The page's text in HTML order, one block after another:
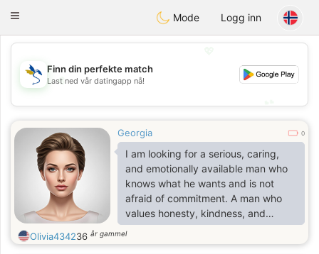
SvenskaDating
Toggle
Mode Logg inn
💖
💕
Finn din perfekte match
Last ned vår datingapp nå!
Georgia 0
I am looking for a serious, caring,
and emotionally available man who
knows what he wants and is not
afraid of commitment. A man who
values honesty, kindness, and
stability, who is ready to build a
future together based on love,
Olivia434236 år gammel